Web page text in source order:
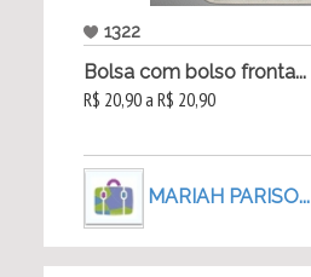
1322
Bolsa com bolso fronta...
R$ 20,90 a R$ 20,90
MARIAH PARISO...